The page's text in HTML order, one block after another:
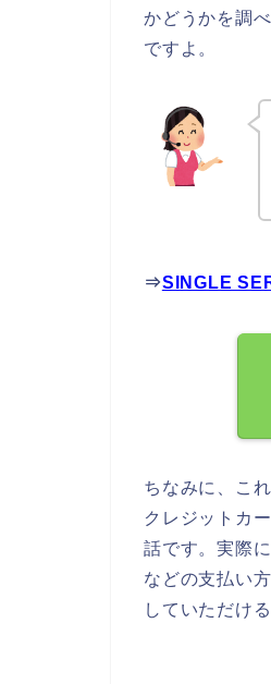
かどうかを調
ですよ。
⇒SINGLE
ちなみに、こ
クレジットカ
話です。実際
などの支払い
していただけ